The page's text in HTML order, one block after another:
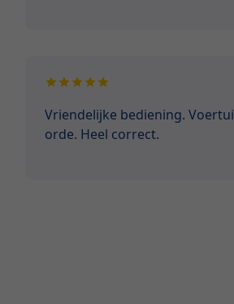
Vriendelijke bediening.
orde. Heel correct.